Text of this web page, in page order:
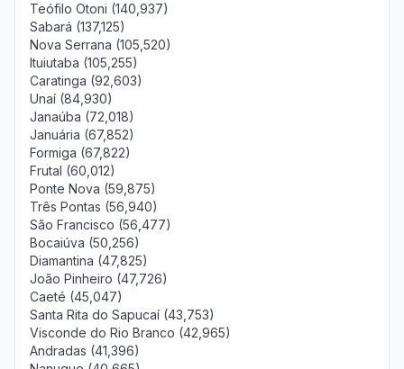
Teófilo Otoni (140,937)
Sabará (137,125)
Nova Serrana (105,520)
Ituiutaba (105,255)
Caratinga (92,603)
Unaí (84,930)
Janaúba (72,018)
Januária (67,852)
Formiga (67,822)
Frutal (60,012)
Ponte Nova (59,875)
Três Pontas (56,940)
São Francisco (56,477)
Bocaiúva (50,256)
Diamantina (47,825)
João Pinheiro (47,726)
Caeté (45,047)
Santa Rita do Sapucaí (43,753)
Visconde do Rio Branco (42,965)
Andradas (41,396)